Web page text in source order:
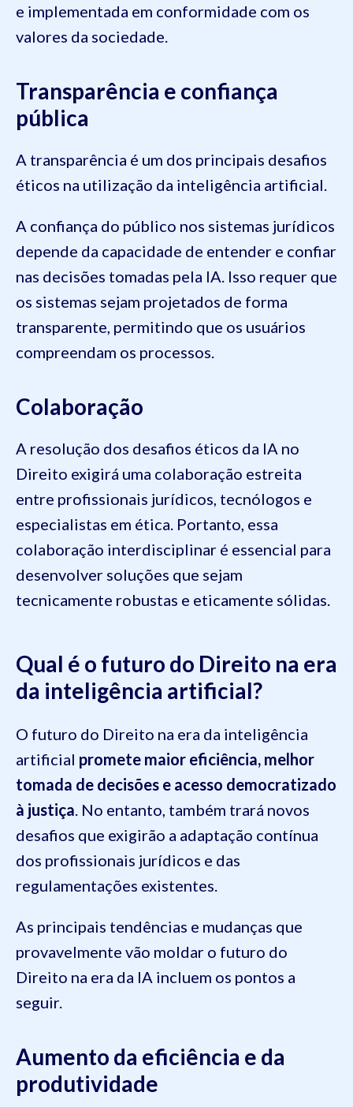
e implementada em conformidade com os
valores da sociedade.
Transparência e confiança
pública
A transparência é um dos principais desafios
éticos na utilização da inteligência artificial.
A confiança do público nos sistemas jurídicos
depende da capacidade de entender e confiar
nas decisões tomadas pela IA. Isso requer que
os sistemas sejam projetados de forma
transparente, permitindo que os usuários
compreendam os processos.
Colaboração
A resolução dos desafios éticos da IA no
Direito exigirá uma colaboração estreita
entre profissionais jurídicos, tecnólogos e
especialistas em ética. Portanto, essa
colaboração interdisciplinar é essencial para
desenvolver soluções que sejam
tecnicamente robustas e eticamente sólidas.
Qual é o futuro do Direito na era
da inteligência artificial?
O futuro do Direito na era da inteligência
artificial promete maior eficiência, melhor
tomada de decisões e acesso democratizado
à justiça . No entanto, também trará novos
desafios que exigirão a adaptação contínua
dos profissionais jurídicos e das
regulamentações existentes.
As principais tendências e mudanças que
provavelmente vão moldar o futuro do
Direito na era da IA incluem os pontos a
seguir.
Aumento da eficiência e da
produtividade